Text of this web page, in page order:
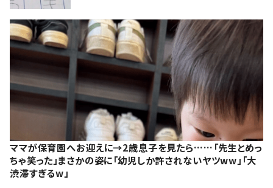
ママが保育園へお迎えに→2歳息子を見たら……「先生とめっ
ちゃ笑った」まさかの姿に「幼児しか許されないヤツww」「大
渋滞すぎるw」